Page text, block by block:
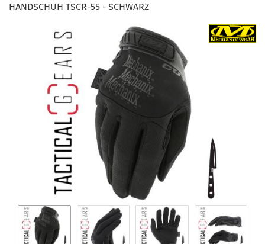
HANDSCHUH TSCR-55 - SCHWARZ